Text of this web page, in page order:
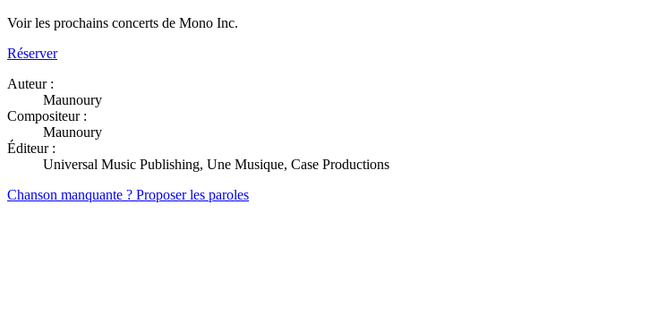
Voir les prochains concerts de Mono Inc.
Réserver
Auteur :
Maunoury
Compositeur :
Maunoury
Éditeur :
Universal Music Publishing, Une Musique, Case Productions
Chanson manquante ? Proposer les paroles